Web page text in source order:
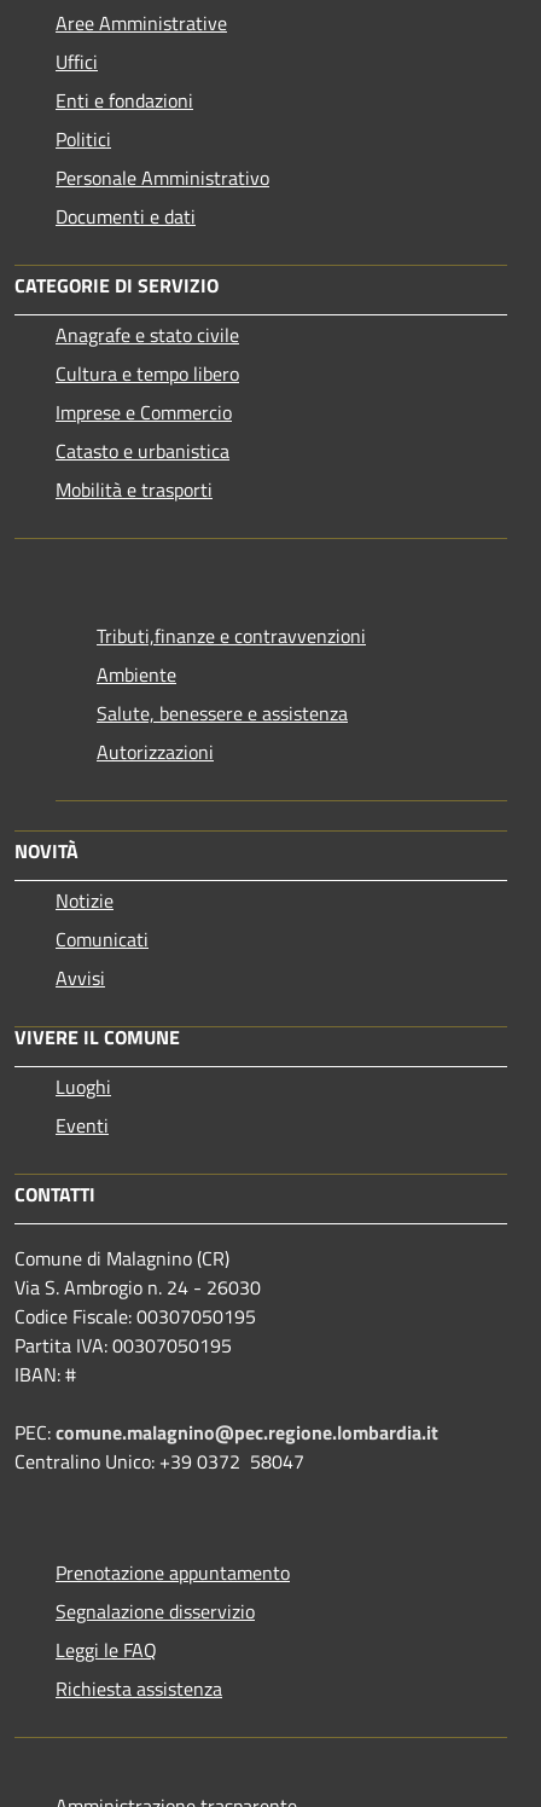
Aree Amministrative
Uffici
Enti e fondazioni
Politici
Personale Amministrativo
Documenti e dati
CATEGORIE DI SERVIZIO
Anagrafe e stato civile
Cultura e tempo libero
Imprese e Commercio
Catasto e urbanistica
Mobilità e trasporti
Tributi,finanze e contravvenzioni
Ambiente
Salute, benessere e assistenza
Autorizzazioni
NOVITÀ
Notizie
Comunicati
Avvisi
VIVERE IL COMUNE
Luoghi
Eventi
CONTATTI
Comune di Malagnino (CR)
Via S. Ambrogio n. 24 - 26030
Codice Fiscale: 00307050195
Partita IVA: 00307050195
IBAN: #
PEC:comune.malagnino@pec.regione.lombardia.it
Centralino Unico: +39 0372 58047
Prenotazione appuntamento
Segnalazione disservizio
Leggi le FAQ
Richiesta assistenza